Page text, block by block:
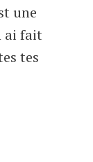
une
ai fait
tes